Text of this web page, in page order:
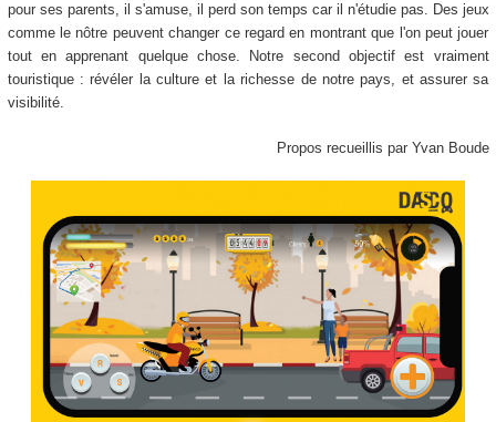
pour ses parents, il s'amuse, il perd son temps car il n'étudie pas. Des jeux
comme le nôtre peuvent changer ce regard en montrant que l'on peut jouer
tout en apprenant quelque chose. Notre second objectif est vraiment
touristique : révéler la culture et la richesse de notre pays, et assurer sa
visibilité.
Propos recueillis par Yvan Boude